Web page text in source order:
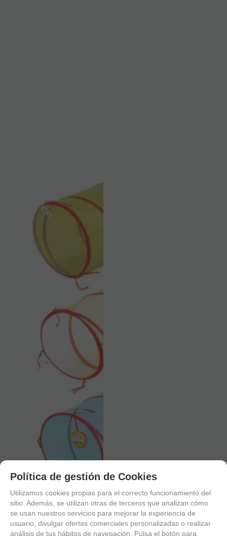
Política de gestión de Cookies
Utilizamos cookies propias para el correcto funcionamiento del
sitio. Además, se utilizan otras de terceros que analizan cómo
se usan nuestros servicios para mejorar la experiencia de
usuario, divulgar ofertas comerciales personalizadas o realizar
análisis de tus hábitos de navegación. Pulsa el botón para